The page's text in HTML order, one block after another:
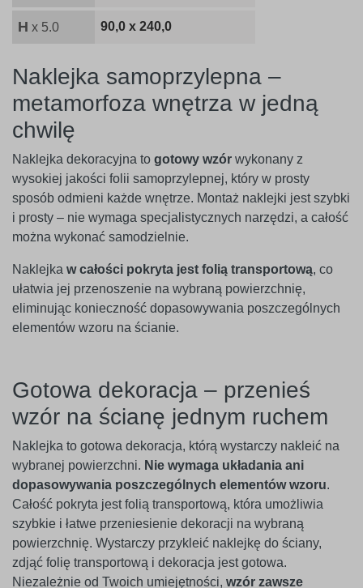
H x 5.0 90,0 x 240,0
Naklejka samoprzylepna –
metamorfoza wnętrza w jedną
chwilę
Naklejka dekoracyjna to gotowy wzór wykonany z
wysokiej jakości folii samoprzylepnej, który w prosty
sposób odmieni każde wnętrze. Montaż naklejki jest szybki
i prosty – nie wymaga specjalistycznych narzędzi, a całość
można wykonać samodzielnie.
Naklejka w całości pokryta jest folią transportową, co
ułatwia jej przenoszenie na wybraną powierzchnię,
eliminując konieczność dopasowywania poszczególnych
elementów wzoru na ścianie.
Gotowa dekoracja – przenieś
wzór na ścianę jednym ruchem
Naklejka to gotowa dekoracja, którą wystarczy nakleić na
wybranej powierzchni. Nie wymaga układania ani
dopasowywania poszczególnych elementów wzoru.
Całość pokryta jest folią transportową, która umożliwia
szybkie i łatwe przeniesienie dekoracji na wybraną
powierzchnię. Wystarczy przykleić naklejkę do ściany,
zdjąć folię transportową i dekoracja jest gotowa.
Niezależnie od Twoich umiejętności, wzór zawsze